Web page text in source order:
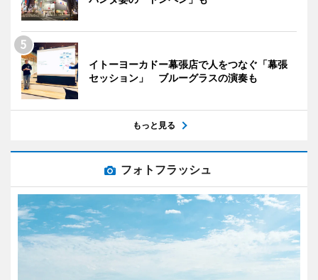
イトーヨーカドー幕張店で人をつなぐ「幕張
セッション」 ブルーグラスの演奏も
もっと見る
フォトフラッシュ